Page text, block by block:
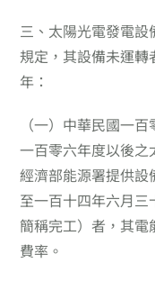
三、 太陽光電發電
規定，其設備未運
年：
（一） 中華民國一百
一百零六年度以後
經濟部能源署提供
至一百十四年六月
簡稱完工）者，其
費率。